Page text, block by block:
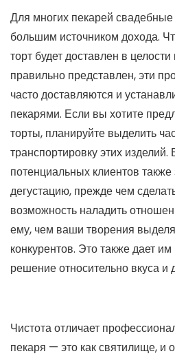
Для многих пекарей
большим источником дохода.
торт будет доставлен в
правильно представлен, эти
часто доставляются и
пекарями. Если вы хотите
торты, планируйте выделить
транспортировку этих
потенциальных клиентов также
дегустацию, прежде чем
возможность наладить
ему, чем ваши творения
конкурентов. Это также дает
решение относительно вкуса и
Чистота отличает
пекаря — это как святилище, и